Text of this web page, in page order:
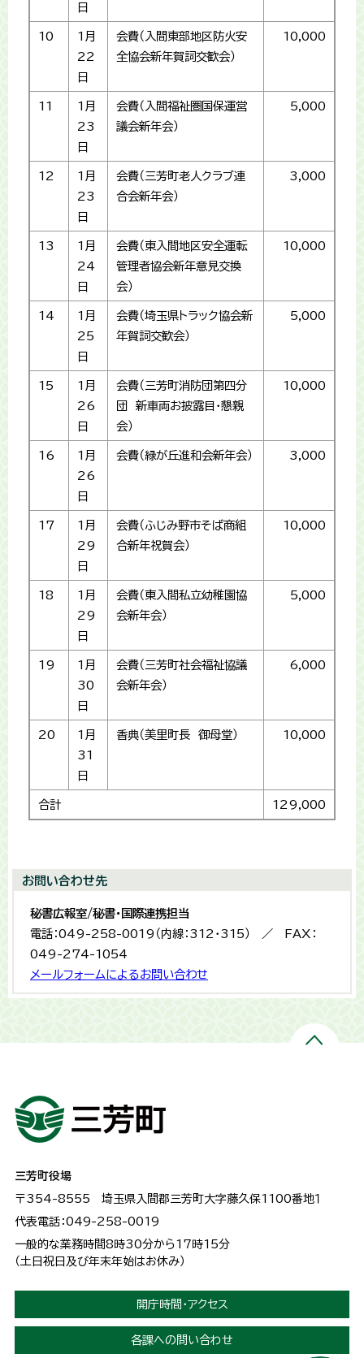
日
10
1月
22
日
会費（入間東部地区防火安
全協会新年賀詞交歓会）
10,000
11
1月
23
日
会費（入間福祉圏国保運営
議会新年会）
5,000
12
1月
23
日
会費（三芳町老人クラブ連
合会新年会）
3,000
13
1月
24
日
会費（東入間地区安全運転
管理者協会新年意見交換
会）
10,000
14
1月
25
日
会費（埼玉県トラック協会新
年賀詞交歓会）
5,000
15
1月
26
日
会費（三芳町消防団第四分
団 新車両お披露目・懇親
会）
10,000
16
1月
26
日
会費（緑が丘進和会新年会） 3,000
17
1月
29
日
会費（ふじみ野市そば商組
合新年祝賀会）
10,000
18
1月
29
日
会費（東入間私立幼稚園協
会新年会）
5,000
19
1月
30
日
会費（三芳町社会福祉協議
会新年会）
6,000
20
1月
31
日
香典（美里町長 御母堂） 10,000
合計 129,000
お問い合わせ先
秘書広報室/秘書・国際連携担当
電話：049-258-0019（内線：312・315） ／ FAX：
049-274-1054
メールフォームによるお問い合わせ
三芳町役場
〒354-8555 埼玉県入間郡三芳町大字藤久保1100番地１
代表電話：049-258-0019
一般的な業務時間8時30分から17時15分
（土日祝日及び年末年始はお休み）
開庁時間・アクセス
各課への問い合わせ